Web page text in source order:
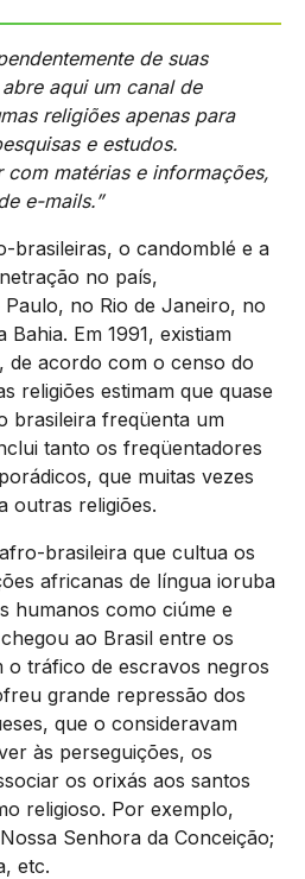
de suas
aqui um canal de
religiões apenas para
e estudos.
com matérias e informações,
e-mails.”
brasileiras, o candomblé e a
no país,
Paulo, no Rio de Janeiro, no
Bahia. Em 1991, existiam
de acordo com o censo do
religiões estimam que quase
brasileira freqüenta um
tanto os freqüentadores
que muitas vezes
outras religiões.
brasileira que cultua os
africanas de língua ioruba
humanos como ciúme e
ao Brasil entre os
o tráfico de escravos negros
grande repressão dos
que o consideravam
às perseguições, os
os orixás aos santos
religioso. Por exemplo,
Senhora da Conceição;
etc.